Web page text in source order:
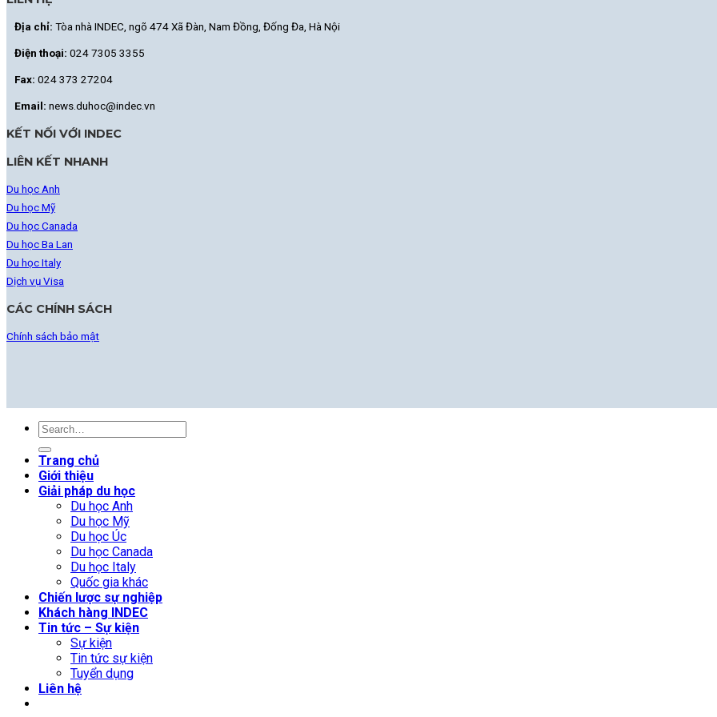
Địa chỉ: Tòa nhà INDEC, ngõ 474 Xã Đàn, Nam Đồng, Đống Đa, Hà Nội
Điện thoại: 024 7305 3355
Fax: 024 373 27204
Email: news.duhoc@indec.vn
KẾT NỐI VỚI INDEC
LIÊN KẾT NHANH
Du học Anh
Du học Mỹ
Du học Canada
Du học Ba Lan
Du học Italy
Dịch vụ Visa
CÁC CHÍNH SÁCH
Chính sách bảo mật
Trang chủ
Giới thiệu
Giải pháp du học
Du học Anh
Du học Mỹ
Du học Úc
Du học Canada
Du học Italy
Quốc gia khác
Chiến lược sự nghiệp
Khách hàng INDEC
Tin tức – Sự kiện
Sự kiện
Tin tức sự kiện
Tuyển dụng
Liên hệ